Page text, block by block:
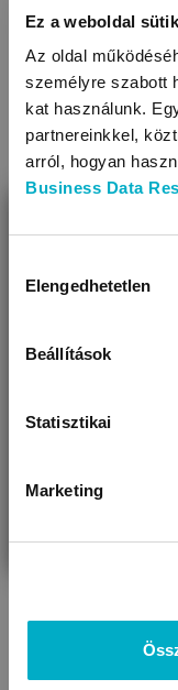
Ez a weboldal
Az oldal
személyre szabott
kat használunk.
partnereinkkel,
arról, hogyan
Business Data
kiválasztása
Elengedhetetlen
Beállítások
Statisztikai
Marketing
Úgy
VÁRANDÓS